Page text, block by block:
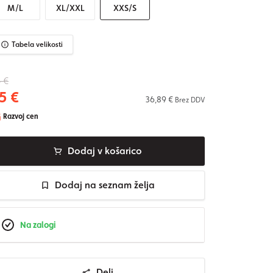
M/L XL/XXL XXS/S
Tabela velikosti
€
€ 36,89 € Brez DDV
Razvoj cen
Dodaj v košarico
Dodaj na seznam želja
Na zalogi